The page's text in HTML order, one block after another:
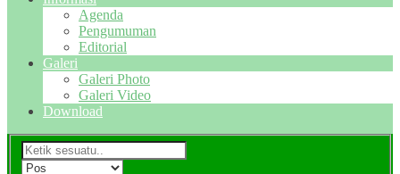
Agenda
Pengumuman
Editorial
Galeri
Galeri Photo
Galeri Video
Download